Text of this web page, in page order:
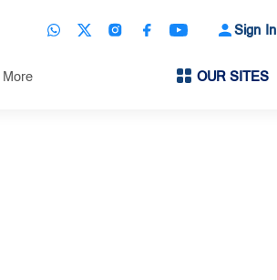
Sign In
More OUR SITES